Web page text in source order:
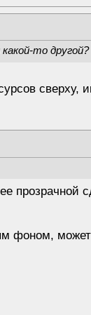
то другой?
сверху,
прозрачной
фоном,